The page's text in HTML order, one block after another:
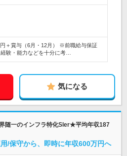
＋賞与（6月・12月） ※前職給与保証
験・能力などを十分に考…
気になる
随一のインフラ特化Sler★平均年収187
/保守から、即時に年収600万円へ